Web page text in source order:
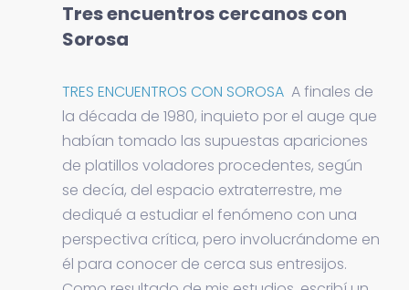
Tres encuentros cercanos con
Sorosa
TRES ENCUENTROS CON SOROSA A finales de
la década de 1980, inquieto por el auge que
habían tomado las supuestas apariciones
de platillos voladores procedentes, según
se decía, del espacio extraterrestre, me
dediqué a estudiar el fenómeno con una
perspectiva crítica, pero involucrándome en
él para conocer de cerca sus entresijos.